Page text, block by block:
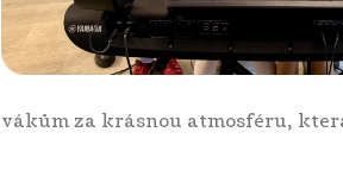
za krásnou atmosféru,